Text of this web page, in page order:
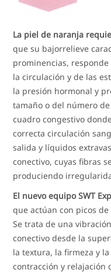
La piel de naranja
que su bajorrelieve
prominencias,
la circulación y de las
la presión hormonal y
tamaño o del número
cuadro congestivo
correcta circulación
salida y líquidos
conectivo, cuyas fibras
produciendo
El nuevo equipo SWT
que actúan con picos
Se trata de una
conectivo desde la
la textura, la firmeza y
contracción y relajación